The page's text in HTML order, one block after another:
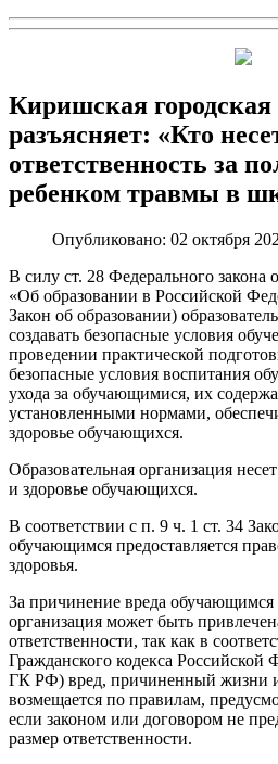
Киришская городская
разъясняет: «Кто
ответственность за
ребенком травмы в
Опубликовано: 02 октября
В силу ст. 28 Федерального
«Об образовании в Российской
Закон об образовании)
создавать безопасные условия
проведении практической
безопасные условия воспитания
ухода за обучающимися, их
установленными нормами,
здоровье обучающихся.
Образовательная организация
и здоровье обучающихся.
В соответствии с п. 9 ч. 1 ст. 34
обучающимся предоставляется
здоровья.
За причинение вреда обучающимся
организация может быть
ответственности, так как в
Гражданского кодекса Российской
ГК РФ) вред, причиненный жизни
возмещается по правилам,
если законом или договором не
размер ответственности.